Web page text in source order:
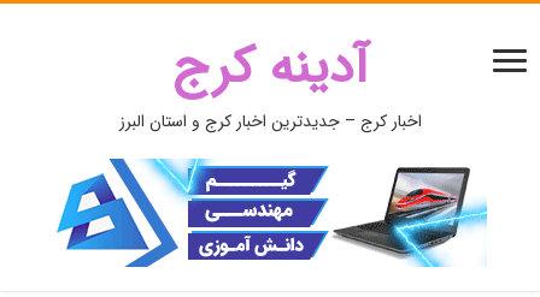
آدینه کرج
اخبار کرج – جدیدترین اخبار کرج و استان البرز